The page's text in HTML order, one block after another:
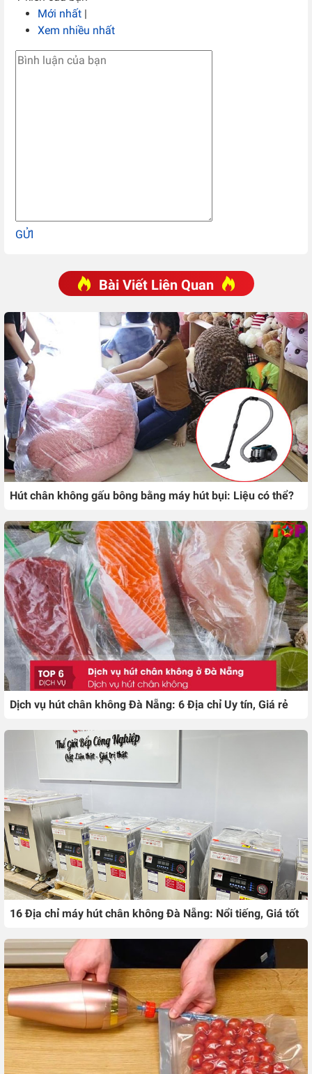
Mới nhất |
Xem nhiều nhất
GỬI
Bài Viết Liên Quan
Hút chân không gấu bông bằng máy hút bụi: Liệu có thể?
Dịch vụ hút chân không Đà Nẵng: 6 Địa chỉ Uy tín, Giá rẻ
16 Địa chỉ máy hút chân không Đà Nẵng: Nổi tiếng, Giá tốt